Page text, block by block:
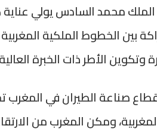
محمد السادس يولي عناية
بين الخطوط الملكية
وتكوين الأطر ذات الخبرة
صناعة الطيران في المغرب